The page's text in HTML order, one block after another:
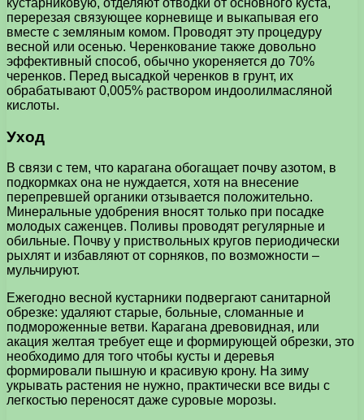
перерезая связующее корневище и выкапывая его
вместе с земляным комом. Проводят эту процедуру
весной или осенью. Черенкование также довольно
эффективный способ, обычно укореняется до 70%
черенков. Перед высадкой черенков в грунт, их
обрабатывают 0,005% раствором индоолилмасляной
кислоты.
Уход
В связи с тем, что карагана обогащает почву азотом, в
подкормках она не нуждается, хотя на внесение
перепревшей органики отзывается положительно.
Минеральные удобрения вносят только при посадке
молодых саженцев. Поливы проводят регулярные и
обильные. Почву у приствольных кругов периодически
рыхлят и избавляют от сорняков, по возможности –
мульчируют.
Ежегодно весной кустарники подвергают санитарной
обрезке: удаляют старые, больные, сломанные и
подмороженные ветви. Карагана древовидная, или
акация желтая требует еще и формирующей обрезки, это
необходимо для того чтобы кусты и деревья
формировали пышную и красивую крону. На зиму
укрывать растения не нужно, практически все виды с
легкостью переносят даже суровые морозы.